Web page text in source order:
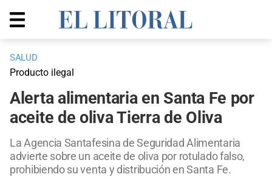
SALUD
Producto ilegal
Alerta alimentaria en Santa Fe por
aceite de oliva Tierra de Oliva
La Agencia Santafesina de Seguridad Alimentaria
advierte sobre un aceite de oliva por rotulado falso,
prohibiendo su venta y distribución en Santa Fe.